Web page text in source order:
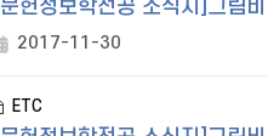
[문헌정보학전공 소식지]그림
2017-11-30
ETC